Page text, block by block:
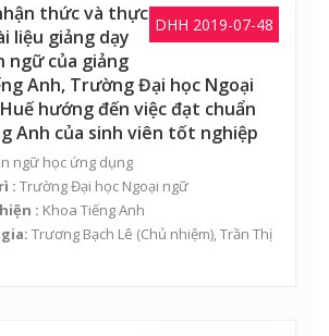
DHH 2019-07-48
thức và thực
liệu giảng dạy
ngữ của giảng
Anh, Trường Đại học Ngoại
hướng đến việc đạt chuẩn
Anh của sinh viên tốt nghiệp
ngữ học ứng dụng
: Trường Đại học Ngoại ngữ
: Khoa Tiếng Anh
Trương Bạch Lê (Chủ nhiệm),Trần Thị